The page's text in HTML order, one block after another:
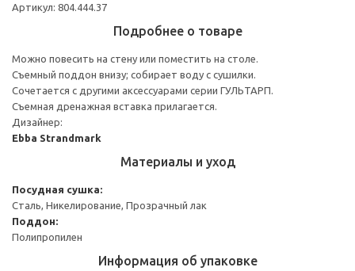
Артикул: 804.444.37
Подробнее о товаре
Можно повесить на стену или поместить на столе.
Съемный поддон внизу; собирает воду с сушилки.
Сочетается с другими аксессуарами серии ГУЛЬТАРП.
Съемная дренажная вставка прилагается.
Дизайнер:
Ebba Strandmark
Материалы и уход
Посудная сушка:
Сталь, Никелирование, Прозрачный лак
Поддон:
Полипропилен
Информация об упаковке